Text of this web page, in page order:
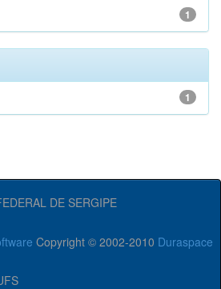
1
1
DE SERGIPE
Copyright © 2002-2010 Duraspace